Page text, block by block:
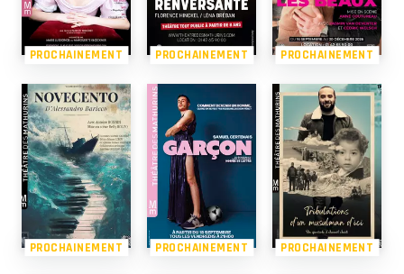
PROCHAINEMENT PROCHAINEMENT PROCHAINEMENT
PROCHAINEMENT PROCHAINEMENT PROCHAINEMENT